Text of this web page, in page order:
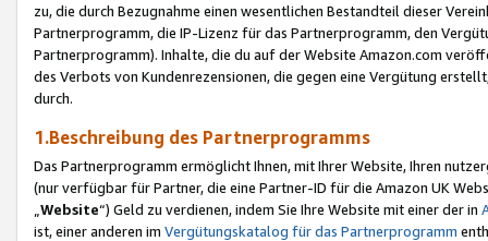
zu, die durch Bezugnahme einen wesentlichen Bestandteil dieser
Partnerprogramm, die IP-Lizenz für das Partnerprogramm, den
Partnerprogramm). Inhalte, die du auf der Website Amazon.com
des Verbots von Kundenrezensionen, die gegen eine Vergütung
durch.
1.Beschreibung des Partnerprogramms
Das Partnerprogramm ermöglicht Ihnen, mit Ihrer Website, Ihren
(nur verfügbar für Partner, die eine Partner-ID für die Amazon UK
Website“) Geld zu verdienen, indem Sie Ihre Website mit einer der in
ist, einer anderen im Vergütungskatalog für das Partnerprogramm